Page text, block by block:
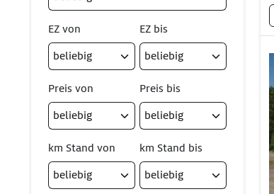
EZ von EZ bis
Preis von Preis bis
km Stand von km Stand bis